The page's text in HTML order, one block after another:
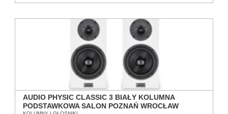
AUDIO PHYSIC CLASSIC 3 BIAŁY KOLUMNA
PODSTAWKOWA SALON POZNAŃ WROCŁAW